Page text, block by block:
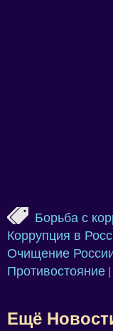
Борьба с
Коррупция в
Очищение
Противостояние
Ещё